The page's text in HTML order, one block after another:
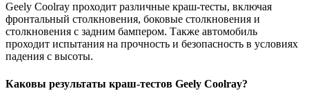
Geely Coolray проходит различные краш-тесты, включая
фронтальный столкновения, боковые столкновения и
столкновения с задним бампером. Также автомобиль
проходит испытания на прочность и безопасность в условиях
падения с высоты.
Каковы результаты краш-тестов Geely Coolray?